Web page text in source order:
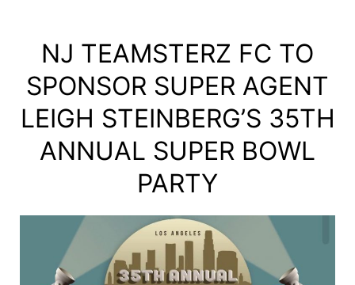
NJ TEAMSTERZ FC TO
SPONSOR SUPER AGENT
LEIGH STEINBERG’S 35TH
ANNUAL SUPER BOWL
PARTY